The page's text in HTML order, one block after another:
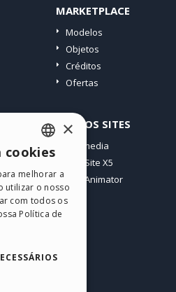
MARKETPLACE
Modelos
Objetos
Créditos
Ofertas
OUTROS SITES
Incomedia
WebSite X5
WebAnimator
ENGLISH
ITALIAN
GERMAN
PORTUGUESE
×
cookies
melhorar a
utilizar o nosso
com todos os
Política de